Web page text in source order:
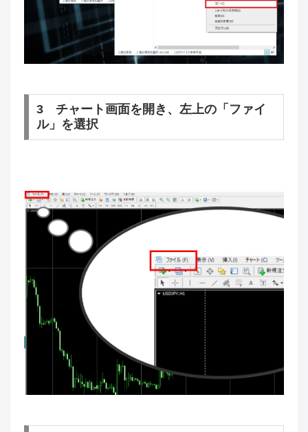
3 チャート画面を開き、左上の「ファイ
ル」を選択